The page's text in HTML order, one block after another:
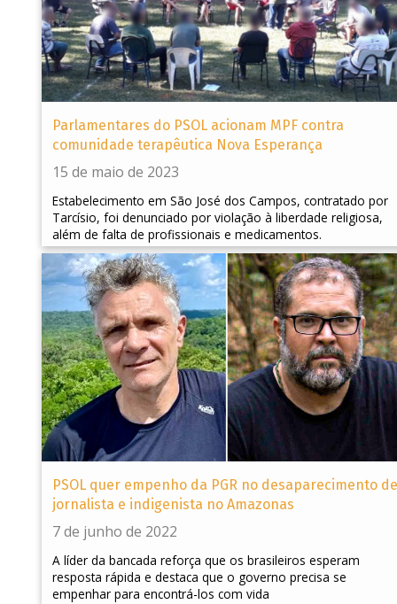
Parlamentares do PSOL acionam MPF contra
comunidade terapêutica Nova Esperança
15 de maio de 2023
Estabelecimento em São José dos Campos, contratado por
Tarcísio, foi denunciado por violação à liberdade religiosa,
além de falta de profissionais e medicamentos.
PSOL quer empenho da PGR no desaparecimento de
jornalista e indigenista no Amazonas
7 de junho de 2022
A líder da bancada reforça que os brasileiros esperam
resposta rápida e destaca que o governo precisa se
empenhar para encontrá-los com vida